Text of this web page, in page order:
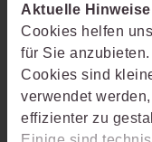
Aktuelle
Cookies helfen
für Sie anzubieten.
Cookies sind
verwendet
effizienter zu
Einige sind
Erhalten Sie einen
Möglichkeiten Ihnen
Arbeitsprozesse